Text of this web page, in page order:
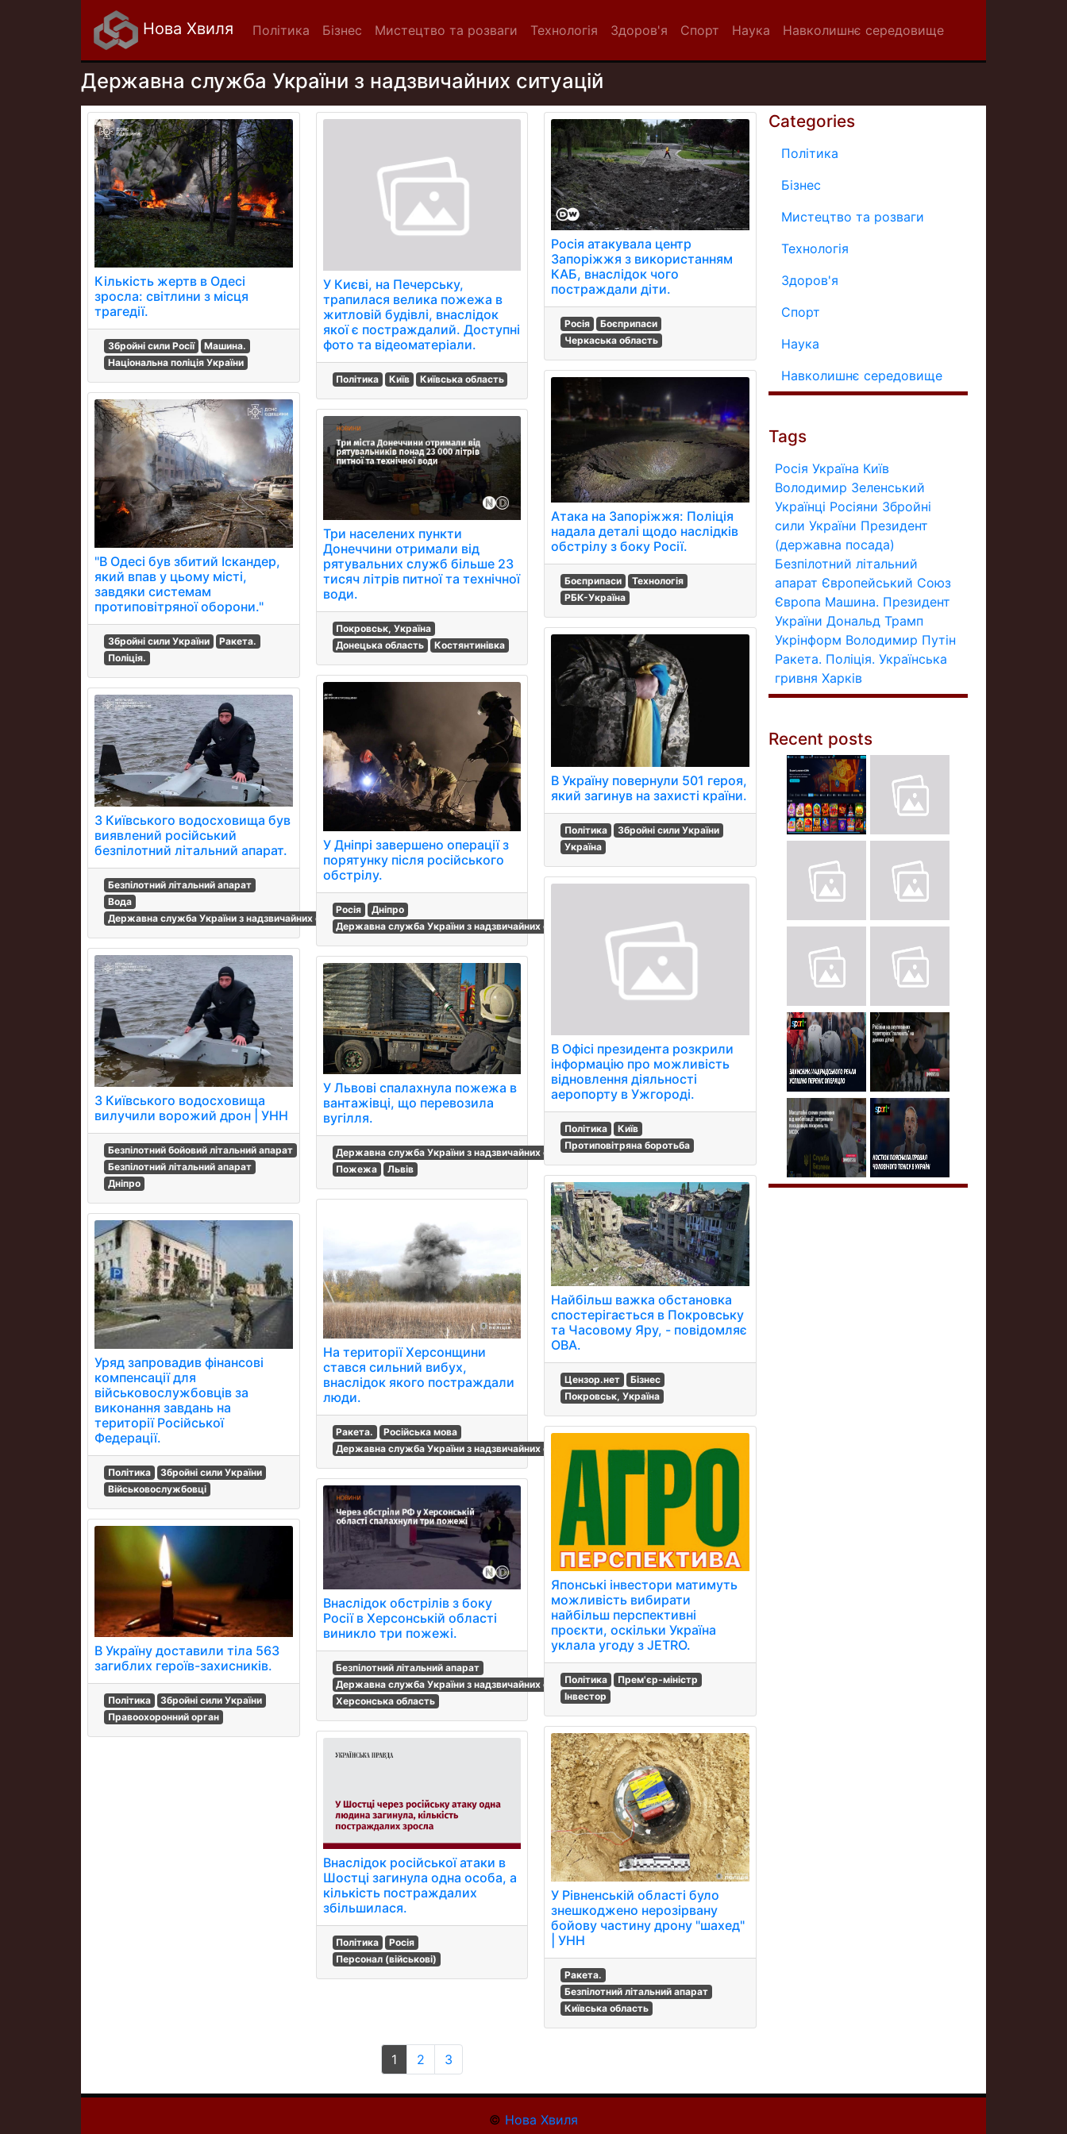
Нова Хвиля Політика Бізнес Мистецтво та розваги Технологія Здоров'я Спорт Наука Навколишнє середовище
Державна служба України з надзвичайних ситуацій
Кількість жертв в Одесі
зросла: світлини з місця
трагедії.
Збройні сили Росії
Машина.
Національна поліція України
"В Одесі був збитий Іскандер,
який впав у цьому місті,
завдяки системам
протиповітряної оборони."
Збройні сили України
Ракета.
Поліція.
З Київського водосховища був
виявлений російський
безпілотний літальний апарат.
Безпілотний літальний апарат
Вода
Державна служба України з надзвичайних ситуацій
З Київського водосховища
вилучили ворожий дрон | УНН
Безпілотний бойовий літальний апарат
Безпілотний літальний апарат
Дніпро
Уряд запровадив фінансові
компенсації для
військовослужбовців за
виконання завдань на
території Російської
Федерації.
Політика
Збройні сили України
Військовослужбовці
В Україну доставили тіла 563
загиблих героїв-захисників.
Політика
Збройні сили України
Правоохоронний орган
У Києві, на Печерську,
трапилася велика пожежа в
житловій будівлі, внаслідок
якої є постраждалий. Доступні
фото та відеоматеріали.
Політика Київ Київська область
Три населених пункти
Донеччини отримали від
рятувальних служб більше 23
тисяч літрів питної та технічної
води.
Покровськ, Україна
Донецька область
Костянтинівка
У Дніпрі завершено операції з
порятунку після російського
обстрілу.
Росія
Дніпро
Державна служба України з надзвичайних ситуацій
У Львові спалахнула пожежа в
вантажівці, що перевозила
вугілля.
Державна служба України з надзвичайних ситуацій
Пожежа
Львів
На території Херсонщини
стався сильний вибух,
внаслідок якого постраждали
люди.
Ракета.
Російська мова
Державна служба України з надзвичайних ситуацій
Внаслідок обстрілів з боку
Росії в Херсонській області
виникло три пожежі.
Безпілотний літальний апарат
Державна служба України з надзвичайних ситуацій
Херсонська область
Внаслідок російської атаки в
Шостці загинула одна особа, а
кількість постраждалих
збільшилася.
Політика
Росія
Персонал (військові)
Росія атакувала центр
Запоріжжя з використанням
КАБ, внаслідок чого
постраждали діти.
Росія
Боєприпаси
Черкаська область
Атака на Запоріжжя: Поліція
надала деталі щодо наслідків
обстрілу з боку Росії.
Боєприпаси
Технологія
РБК-Україна
В Україну повернули 501 героя,
який загинув на захисті країни.
Політика
Збройні сили України
Україна
В Офісі президента розкрили
інформацію про можливість
відновлення діяльності
аеропорту в Ужгороді.
Політика
Київ
Протиповітряна боротьба
Найбільш важка обстановка
спостерігається в Покровську
та Часовому Яру, - повідомляє
ОВА.
Цензор.нет
Бізнес
Покровськ, Україна
Японські інвестори матимуть
можливість вибирати
найбільш перспективні
проєкти, оскільки Україна
уклала угоду з JETRO.
Політика
Прем'єр-міністр
Інвестор
У Рівненській області було
знешкоджено нерозірвану
бойову частину дрону "шахед"
| УНН
Ракета.
Безпілотний літальний апарат
Київська область
1 2 3
Categories
Політика
Бізнес
Мистецтво та розваги
Технологія
Здоров'я
Спорт
Наука
Навколишнє середовище
Tags
Росія Україна Київ
Володимир Зеленський
Українці Росіяни Збройні
сили України Президент
(державна посада)
Безпілотний літальний
апарат Європейський Союз
Європа Машина. Президент
України Дональд Трамп
Укрінформ Володимир Путін
Ракета. Поліція. Українська
гривня Харків
Recent posts
© Нова Хвиля